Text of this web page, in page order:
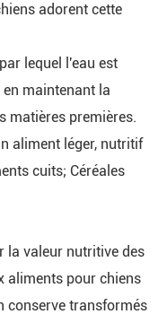
adorent cette
lequel l'eau est
maintenant la
matières premières.
aliment léger, nutritif
cuits; Céréales
la valeur nutritive des
aliments pour chiens
conserve transformés